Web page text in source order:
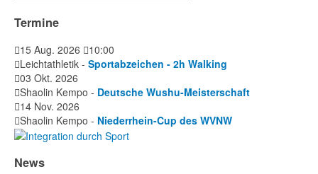
Termine
15 Aug. 2026
10:00
Leichtathletik - Sportabzeichen - 2h Walking
03 Okt. 2026
Shaolin Kempo - Deutsche Wushu-Meisterschaft
14 Nov. 2026
Shaolin Kempo - Niederrhein-Cup des WVNW
News